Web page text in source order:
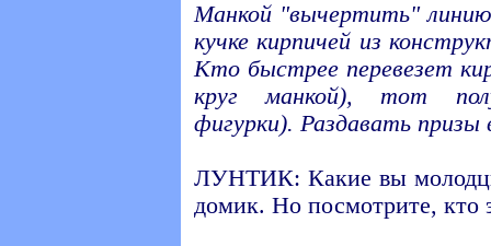
Манкой "вычертить"
кучке кирпичей из
Кто быстрее перевезет
круг манкой), тот
фигурки). Раздавать призы
ЛУНТИК: Какие вы
домик. Но посмотрите, кто